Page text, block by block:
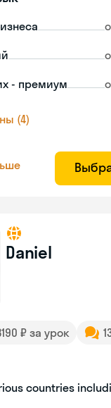
- премиум
(4)
Daniel
₽ за урок
countries